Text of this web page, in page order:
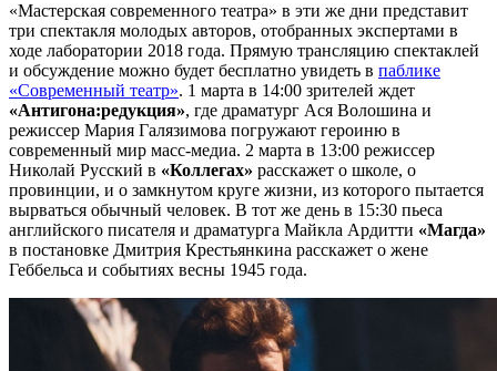
«Мастерская современного театра» в эти же дни представит
три спектакля молодых авторов, отобранных экспертами в
ходе лаборатории 2018 года. Прямую трансляцию спектаклей
и обсуждение можно будет бесплатно увидеть в паблике
«Современный театр». 1 марта в 14:00 зрителей ждет
«Антигона:редукция», где драматург Ася Волошина и
режиссер Мария Галязимова погружают героиню в
современный мир масс-медиа. 2 марта в 13:00 режиссер
Николай Русский в «Коллегах» расскажет о школе, о
провинции, и о замкнутом круге жизни, из которого пытается
вырваться обычный человек. В тот же день в 15:30 пьеса
английского писателя и драматурга Майкла Ардитти «Магда»
в постановке Дмитрия Крестьянкина расскажет о жене
Геббельса и событиях весны 1945 года.